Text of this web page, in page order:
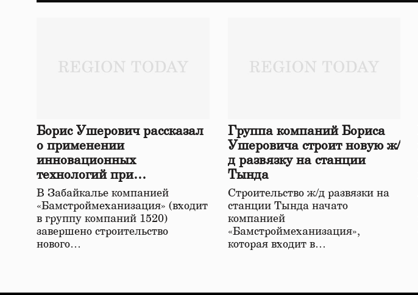
Борис Ушерович рассказал
о применении
инновационных
технологий при
строительстве нового моста
в Забайкалье
В Забайкалье компанией
«Бамстроймеханизация» (входит
в группу компаний 1520)
завершено строительство
нового…
Группа компаний Бориса
Ушеровича строит новую ж/
д развязку на станции
Тында
Строительство ж/д развязки на
станции Тында начато
компанией
«Бамстроймеханизация»,
которая входит в…